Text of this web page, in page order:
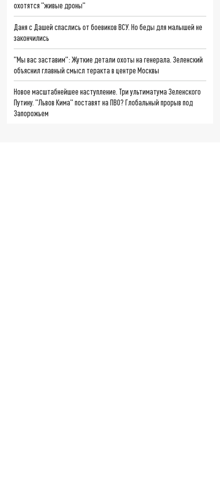
охотятся "живые дроны"
Даня с Дашей спаслись от боевиков ВСУ. Но беды для малышей не
закончились
"Мы вас заставим": Жуткие детали охоты на генерала. Зеленский
объяснил главный смысл теракта в центре Москвы
Новое масштабнейшее наступление. Три ультиматума Зеленского
Путину. "Львов Кима" поставят на ПВО? Глобальный прорыв под
Запорожьем